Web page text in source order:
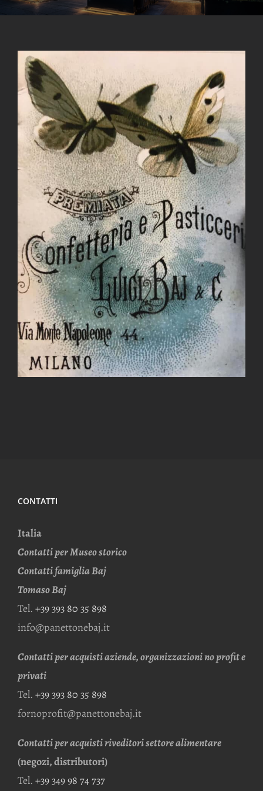
CONTATTI
Italia
Contatti per Museo storico
Contatti famiglia Baj
Tomaso Baj
Tel. +39 393 80 35 898
info@panettonebaj.it
Contatti per acquisti aziende, organizzazioni no profit e
privati
Tel. +39 393 80 35 898
fornoprofit@panettonebaj.it
Contatti per acquisti riveditori settore alimentare
(negozi, distributori)
Tel. +39 349 98 74 737